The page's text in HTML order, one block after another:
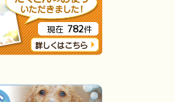
現在 782件